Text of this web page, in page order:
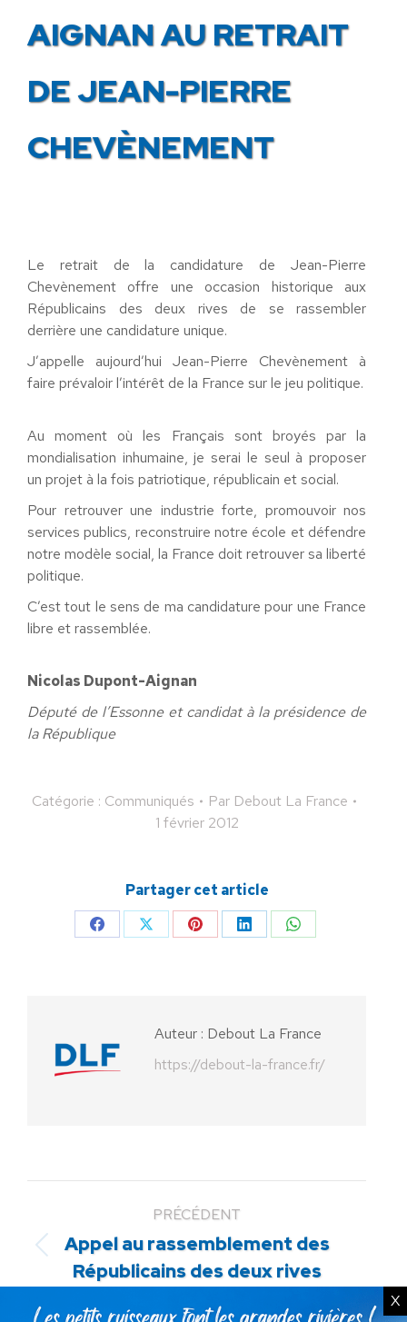
AIGNAN AU RETRAIT
DE JEAN-PIERRE
CHEVÈNEMENT
Le retrait de la candidature de Jean-Pierre
Chevènement offre une occasion historique aux
Républicains des deux rives de se rassembler
derrière une candidature unique.
J’appelle aujourd’hui Jean-Pierre Chevènement à
faire prévaloir l’intérêt de la France sur le jeu politique.
Au moment où les Français sont broyés par la
mondialisation inhumaine, je serai le seul à proposer
un projet à la fois patriotique, républicain et social.
Pour retrouver une industrie forte, promouvoir nos
services publics, reconstruire notre école et défendre
notre modèle social, la France doit retrouver sa liberté
politique.
C’est tout le sens de ma candidature pour une France
libre et rassemblée.
Nicolas Dupont-Aignan
Député de l’Essonne et candidat à la présidence de
la République
Catégorie : Communiqués Par Debout La France
1 février 2012
Partager cet article
PartagerPartagerPartagerPartagerPartager
Auteur : Debout La France
https://debout-la-france.fr/
PRÉCÉDENT
Article
précédent
Appel au rassemblement des
Républicains des deux rives
SUIVANT
X